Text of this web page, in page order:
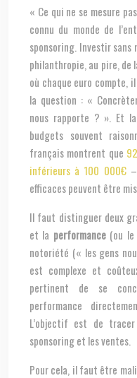
« Ce qui ne se mesure
connu du monde de
sponsoring. Investir sans
philanthropie, au pire, de
où chaque euro compte,
la question : «
nous rapporte ? ». Et la
budgets souvent
français montrent que
inférieurs à 100 000€–
efficaces peuvent être
Il faut distinguer deux
et la performance(ou le
notoriété (« les gens
est complexe et
pertinent de se
performance
L’objectif est de
sponsoring et les ventes.
Pour cela, il faut être